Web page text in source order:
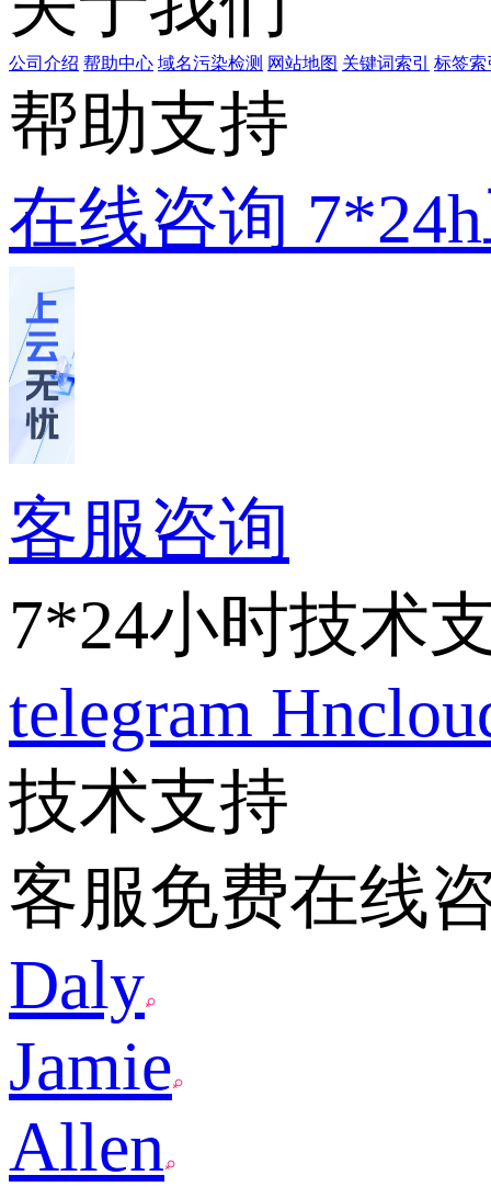
公司介绍 帮助中心 域名污染检测 网站地图 关键词索引 标签索
帮助支持
在线咨询
客服咨询
7*24小时技术
telegram
技术支持
客服免费在线
Daly
Jamie
Allen